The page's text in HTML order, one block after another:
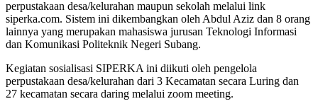
perpustakaan desa/kelurahan maupun sekolah melalui link
siperka.com. Sistem ini dikembangkan oleh Abdul Aziz dan 8 orang
lainnya yang merupakan mahasiswa jurusan Teknologi Informasi
dan Komunikasi Politeknik Negeri Subang.
Kegiatan sosialisasi SIPERKA ini diikuti oleh pengelola
perpustakaan desa/kelurahan dari 3 Kecamatan secara Luring dan
27 kecamatan secara daring melalui zoom meeting.